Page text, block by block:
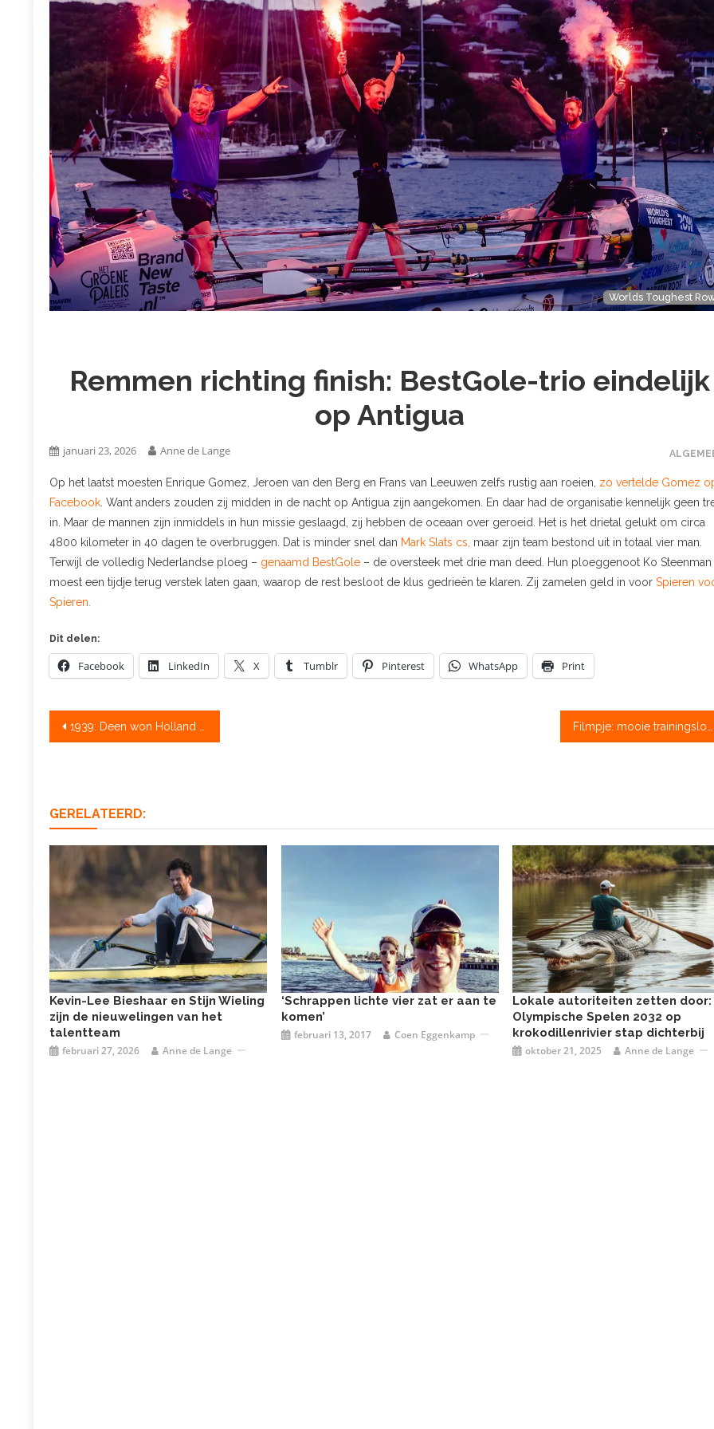
Worlds Toughest
Remmen richting finish: BestGole-trio eindelijk
op Antigua
januari 23, 2026 Anne de Lange
Op het laatst moesten Enrique Gomez, Jeroen van den Berg en Frans van Leeuwen zelfs rustig aan roeien, zo vertelde Gomez
Facebook . Want anders zouden zij midden in de nacht op Antigua zijn aangekomen. En daar had de organisatie kennelijk geen
in. Maar de mannen zijn inmiddels in hun missie geslaagd, zij hebben de oceaan over geroeid. Het is het drietal gelukt om circa
4800 kilometer in 40 dagen te overbruggen. Dat is minder snel dan Mark Slats cs, maar zijn team bestond uit in totaal vier man.
Terwijl de volledig Nederlandse ploeg – genaamd BestGole – de oversteek met drie man deed. Hun ploeggenoot Ko Steenman
moest een tijdje terug verstek laten gaan, waarop de rest besloot de klus gedrieën te klaren. Zij zamelen geld in voor Spieren
Spieren.
Dit delen:
Facebook LinkedIn X Tumblr Pinterest WhatsApp Print
Bericht
1939: Deen won Holland Beker en prins Bernhard reikte prijs uit aan het Duitse leger
GERELATEERD:
Kevin-Lee Bieshaar en Stijn Wieling
zijn de nieuwelingen van het
talentteam
februari 27, 2026 Anne de Lange
‘Schrappen lichte vier zat er aan te
komen’
februari 13, 2017 Coen Eggenkamp
Lokale autoriteiten zetten door:
Olympische Spelen 2032 op
krokodillenrivier stap dichterbij
oktober 21, 2025 Anne de Lange